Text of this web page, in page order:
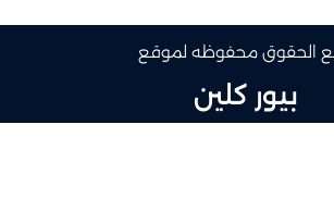
الحقوق محفوظه لموقع
بيور كلين